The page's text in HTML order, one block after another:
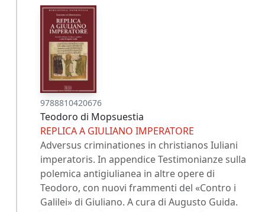
9788810420676
Teodoro di Mopsuestia
REPLICA A GIULIANO IMPERATORE
Adversus criminationes in christianos Iuliani
imperatoris. In appendice Testimonianze sulla
polemica antigiulianea in altre opere di
Teodoro, con nuovi frammenti del «Contro i
Galilei» di Giuliano. A cura di Augusto Guida.